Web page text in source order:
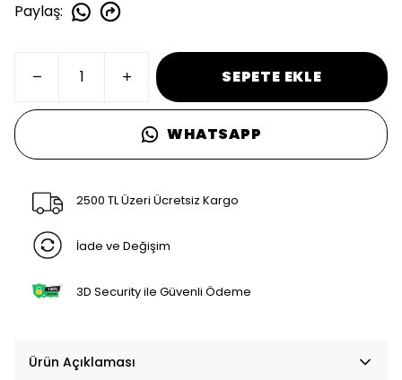
Paylaş:
SEPETE EKLE
WHATSAPP
2500 TL Üzeri Ücretsiz Kargo
İade ve Değişim
3D Security ile Güvenli Ödeme
Ürün Açıklaması